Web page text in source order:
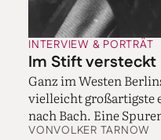
INTERVIEW & PORTRÄT
Im Stift versteckt
Ganz im Westen
vielleicht groß­­artigste
nach Bach. Eine
VONVOLKER TARNOW